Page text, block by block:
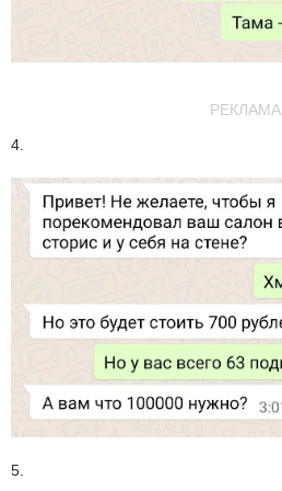
РЕКЛАМА
4.
5.